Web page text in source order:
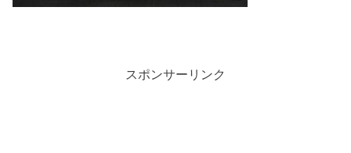
スポンサーリンク